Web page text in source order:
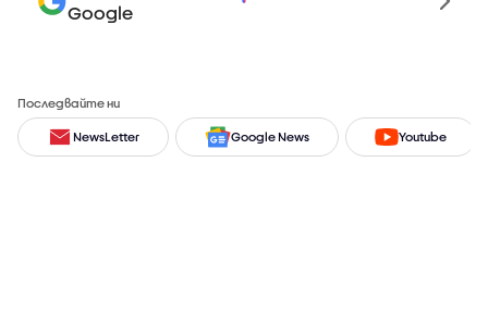
Google
Последвайте ни
NewsLetter Google News Youtube